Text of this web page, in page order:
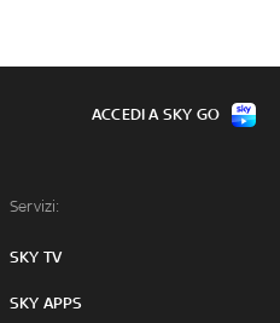
Servizi:
SKY TV
SKY APPS
ACCEDI A SKY GO